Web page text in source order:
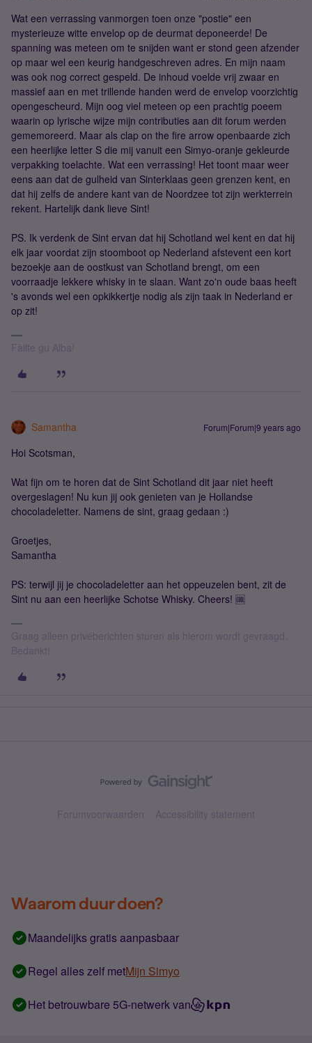
Wat een verrassing vanmorgen toen onze "postie" een
mysterieuze witte envelop op de deurmat deponeerde! De
spanning was meteen om te snijden want er stond geen afzender
op maar wel een keurig handgeschreven adres. En mijn naam
was ook nog correct gespeld. De inhoud voelde vrij zwaar en
massief aan en met trillende handen werd de envelop voorzichtig
opengescheurd. Mijn oog viel meteen op een prachtig poeem
waarin op lyrische wijze mijn contributies aan dit forum werden
gememoreerd. Maar als clap on the fire arrow openbaarde zich
een heerlijke letter S die mij vanuit een Simyo-oranje gekleurde
verpakking toelachte. Wat een verrassing! Het toont maar weer
eens aan dat de gulheid van Sinterklaas geen grenzen kent, en
dat hij zelfs de andere kant van de Noordzee tot zijn werkterrein
rekent. Hartelijk dank lieve Sint!
PS. Ik verdenk de Sint ervan dat hij Schotland wel kent en dat hij
elk jaar voordat zijn stoomboot op Nederland afstevent een kort
bezoekje aan de oostkust van Schotland brengt, om een
voorraadje lekkere whisky in te slaan. Want zo'n oude baas heeft
's avonds wel een opkikkertje nodig als zijn taak in Nederland er
op zit!
Fàilte gu Alba!
Samantha Forum|Forum|9 years ago
Hoi Scotsman,
Wat fijn om te horen dat de Sint Schotland dit jaar niet heeft
overgeslagen! Nu kun jij ook genieten van je Hollandse
chocoladeletter. Namens de sint, graag gedaan :)
Groetjes,
Samantha
PS: terwijl jij je chocoladeletter aan het oppeuzelen bent, zit de
Sint nu aan een heerlijke Schotse Whisky. Cheers! 🆒
Graag alleen privéberichten sturen als hierom wordt gevraagd.
Bedankt!
Forumvoorwaarden Accessibility statement
Waarom duur doen?
Maandelijks gratis aanpasbaar
Regel alles zelf metMijn Simyo
Het betrouwbare 5G-netwerk van